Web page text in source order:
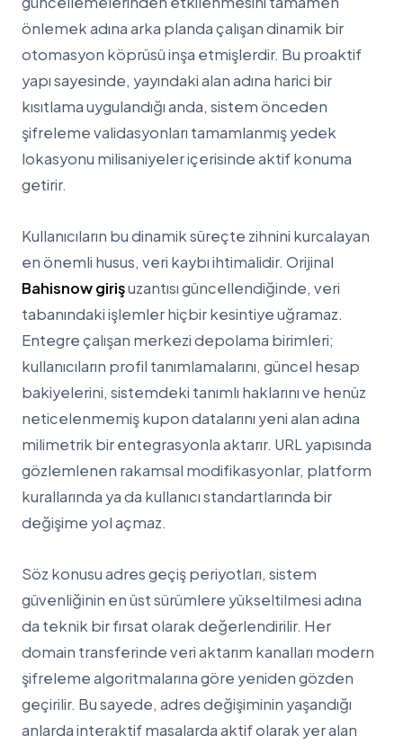
önlemek adına arka planda çalışan dinamik bir
otomasyon köprüsü inşa etmişlerdir. Bu proaktif
yapı sayesinde, yayındaki alan adına harici bir
kısıtlama uygulandığı anda, sistem önceden
şifreleme validasyonları tamamlanmış yedek
lokasyonu milisaniyeler içerisinde aktif konuma
getirir.
Kullanıcıların bu dinamik süreçte zihnini kurcalayan
en önemli husus, veri kaybı ihtimalidir. Orijinal
Bahisnow girişuzantısı güncellendiğinde, veri
tabanındaki işlemler hiçbir kesintiye uğramaz.
Entegre çalışan merkezi depolama birimleri;
kullanıcıların profil tanımlamalarını, güncel hesap
bakiyelerini, sistemdeki tanımlı haklarını ve henüz
neticelenmemiş kupon datalarını yeni alan adına
milimetrik bir entegrasyonla aktarır. URL yapısında
gözlemlenen rakamsal modifikasyonlar, platform
kurallarında ya da kullanıcı standartlarında bir
değişime yol açmaz.
Söz konusu adres geçiş periyotları, sistem
güvenliğinin en üst sürümlere yükseltilmesi adına
da teknik bir fırsat olarak değerlendirilir. Her
domain transferinde veri aktarım kanalları modern
şifreleme algoritmalarına göre yeniden gözden
geçirilir. Bu sayede, adres değişiminin yaşandığı
anlarda interaktif masalarda aktif olarak yer alan